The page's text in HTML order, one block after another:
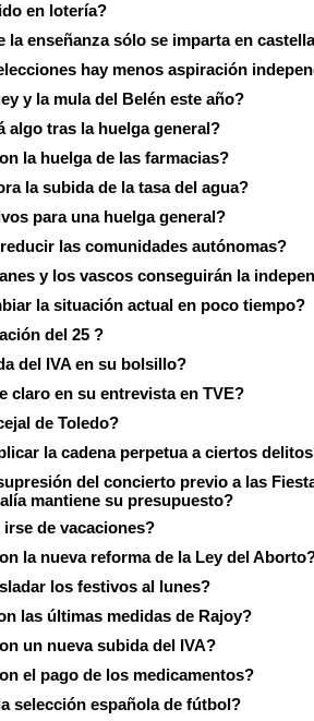
en lotería?
la enseñanza sólo se imparta en
hay menos aspiración
y la mula del Belén este año?
algo tras la huelga general?
la huelga de las farmacias?
la subida de la tasa del agua?
para una huelga general?
las comunidades autónomas?
y los vascos conseguirán la
la situación actual en poco tiempo?
del 25 ?
del IVA en su bolsillo?
claro en su entrevista en TVE?
de Toledo?
la cadena perpetua a ciertos
del concierto previo a las
mantiene su presupuesto?
de vacaciones?
la nueva reforma de la Ley del
los festivos al lunes?
las últimas medidas de Rajoy?
un nueva subida del IVA?
el pago de los medicamentos?
selección española de fútbol?